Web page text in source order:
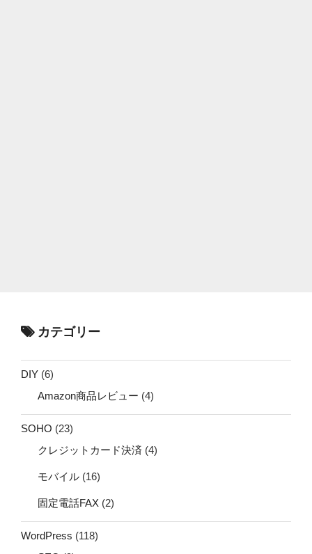
カテゴリー
DIY (6)
Amazon商品レビュー (4)
SOHO (23)
クレジットカード決済 (4)
モバイル (16)
固定電話FAX (2)
WordPress (118)